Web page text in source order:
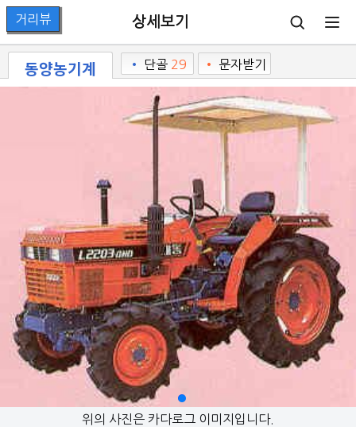
상세보기
동양농기계 • 단골 29 • 문자받기
위의 사진은 카다로그 이미지입니다.